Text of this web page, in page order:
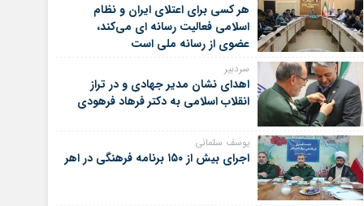
هر کسی برای اعتلای ایران و نظام
اسلامی فعالیت رسانه ای می‌کند،
عضوی از رسانه ملی است
سردبیر
اهدای نشان مدیر جهادی و در تراز
انقلاب اسلامی به دکتر فرهاد فرهودی
یوسف سلمانی
اجرای بیش از ۱۵۰ برنامه فرهنگی در اهر